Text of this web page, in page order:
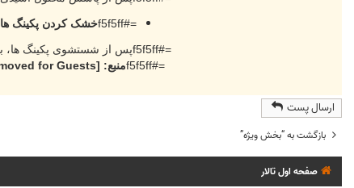
=#f5f5ff
خشک کردن پکینگ ها
=#f5f5ffپس از شستشوی پکینگ ها، باید آنها را به طور کامل خشک کرد. این کار برای جلوگیری از رشد باکتری ها و قارچ ها انجام می شود.
=#f5f5ff
منبع: [External Link Removed for Guests]
ارسال پست
بازگشت به “بخش ويژه”
صفحه اول تالار